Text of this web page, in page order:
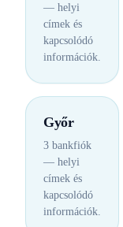
— helyi
címek és
kapcsolódó
információk.
Győr
3 bankfiók
— helyi
címek és
kapcsolódó
információk.